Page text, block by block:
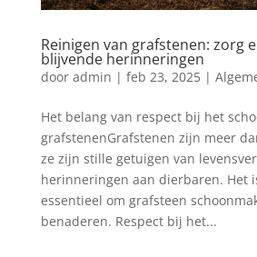
Reinigen van grafstenen: zorg
blijvende herinneringen
door admin | feb 23, 2025|
Het belang van respect bij het
grafstenenGrafstenen zijn meer
ze zijn stille getuigen van
herinneringen aan dierbaren. Het
essentieel om grafsteen
benaderen. Respect bij het...